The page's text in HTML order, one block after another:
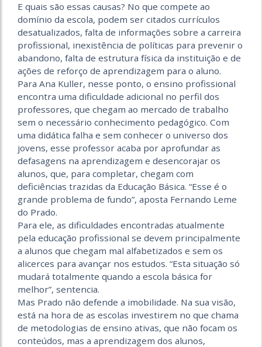
E quais são essas causas? No que compete ao
domínio da escola, podem ser citados currículos
desatualizados, falta de informações sobre a carreira
profissional, inexistência de políticas para prevenir o
abandono, falta de estrutura física da instituição e de
ações de reforço de aprendizagem para o aluno.
Para Ana Kuller, nesse ponto, o ensino profissional
encontra uma dificuldade adicional no perfil dos
professores, que chegam ao mercado de trabalho
sem o necessário conhecimento pedagógico. Com
uma didática falha e sem conhecer o universo dos
jovens, esse professor acaba por aprofundar as
defasagens na aprendizagem e desencorajar os
alunos, que, para completar, chegam com
deficiências trazidas da Educação Básica. “Esse é o
grande problema de fundo”, aposta Fernando Leme
do Prado.
Para ele, as dificuldades encontradas atualmente
pela educação profissional se devem principalmente
a alunos que chegam mal alfabetizados e sem os
alicerces para avançar nos estudos. “Esta situação só
mudará totalmente quando a escola básica for
melhor”, sentencia.
Mas Prado não defende a imobilidade. Na sua visão,
está na hora de as escolas investirem no que chama
de metodologias de ensino ativas, que não focam os
conteúdos, mas a aprendizagem dos alunos,